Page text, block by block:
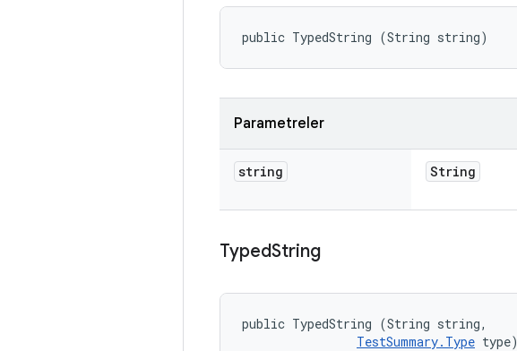
public TypedString (String string)
Parametreler
string String
TypedString
public TypedString (String string,
TestSummary.Type type)